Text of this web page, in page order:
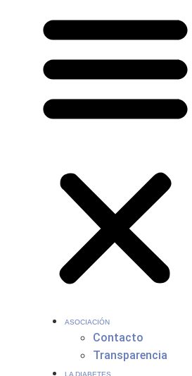
ASOCIACIÓN
Contacto
Transparencia